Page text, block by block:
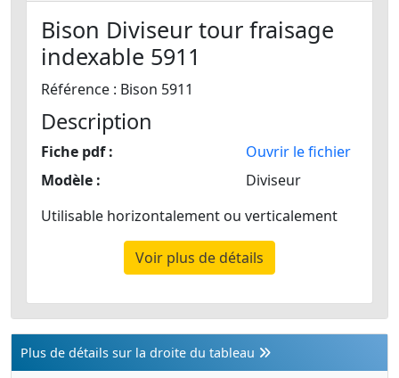
Bison Diviseur tour fraisage
indexable 5911
Référence : Bison 5911
Description
Fiche pdf :
Ouvrir le fichier
Modèle :
Diviseur
Utilisable horizontalement ou verticalement
Voir plus de détails
Plus de détails sur la droite du tableau